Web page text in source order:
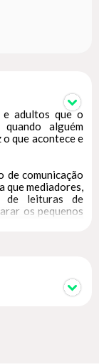
e adultos que o
alguém
que acontece e
de comunicação
que mediadores,
de leituras de
os pequenos
ativa do
também se junta